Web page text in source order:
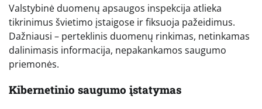
Valstybinė duomenų apsaugos inspekcija atlieka
tikrinimus švietimo įstaigose ir fiksuoja pažeidimus.
Dažniausi – perteklinis duomenų rinkimas, netinkamas
dalinimasis informacija, nepakankamos saugumo
priemonės.
Kibernetinio saugumo įstatymas